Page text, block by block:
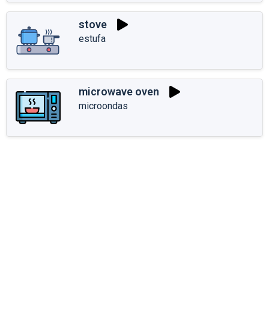
stove
estufa
microwave oven
microondas